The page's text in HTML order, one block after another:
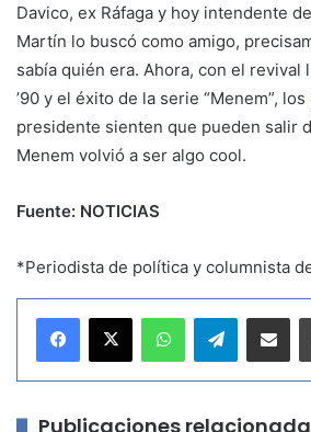
Davico, ex Ráfaga y hoy intendente
Martín lo buscó como amigo,
sabía quién era. Ahora, con el revival
’90 y el éxito de la serie “Menem”,
presidente sienten que pueden salir
Menem volvió a ser algo cool.
Fuente: NOTICIAS
*Periodista de política y columnista
Telegram
Publicaciones